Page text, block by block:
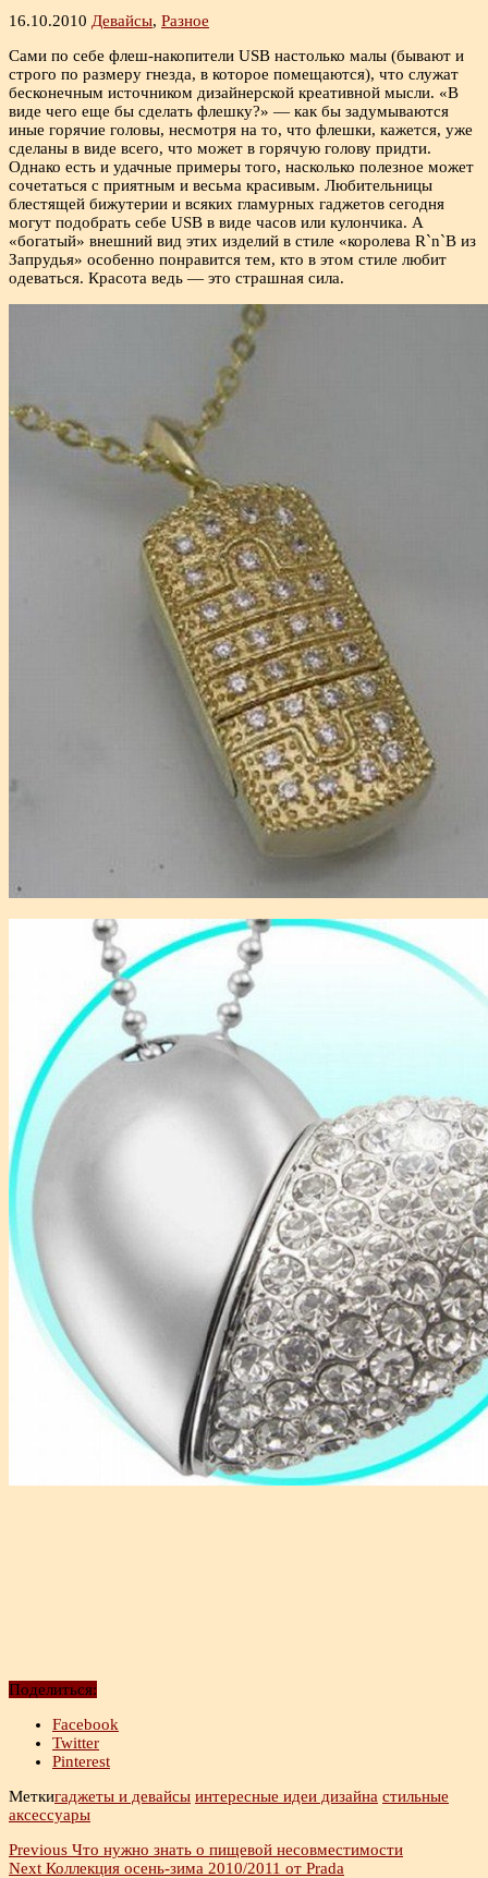
16.10.2010 Девайсы, Разное
Сами по себе флеш-накопители USB настолько малы (бывают и
строго по размеру гнезда, в которое помещаются), что служат
бесконечным источником дизайнерской креативной мысли. «В
виде чего еще бы сделать флешку?» — как бы задумываются
иные горячие головы, несмотря на то, что флешки, кажется, уже
сделаны в виде всего, что может в горячую голову придти.
Однако есть и удачные примеры того, насколько полезное может
сочетаться с приятным и весьма красивым. Любительницы
блестящей бижутерии и всяких гламурных гаджетов сегодня
могут подобрать себе USB в виде часов или кулончика. А
«богатый» внешний вид этих изделий в стиле «королева R`n`B из
Запрудья» особенно понравится тем, кто в этом стиле любит
одеваться. Красота ведь — это страшная сила.
Поделиться:
Facebook
Twitter
Pinterest
Меткигаджеты и девайсы интересные идеи дизайна стильные
аксессуары
Previous Что нужно знать о пищевой несовместимости
Next Коллекция осень-зима 2010/2011 от Prada